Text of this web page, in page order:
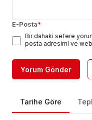
E-Posta*
Bir dahaki sefere
posta adresimi ve
Yorum Gönder
Tarihe Göre